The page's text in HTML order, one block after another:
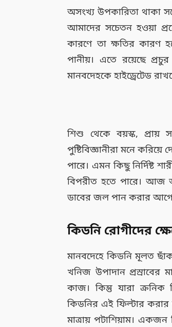
অসংখ্য উপকারিতা থাকা
আমাদের সচেতন হওয়া
কারণে তা ক্ষতির কারণ
পানীয়। এতে রয়েছে প্রচুর
মানবদেহকে হাইড্রেটেড
শিশু থেকে বয়স্ক, প্রায়
পুষ্টিবিজ্ঞানীরা মনে
পারে। এমন কিছু নির্দিষ্ট
বিপরীত হতে পারে। আজ
ডাবের জল পান করার আগে
কিডনি রোগীদের
মানবদেহে কিডনি মূলত
খনিজ উপাদান প্রস্রাবের
কাজ। কিন্তু যারা
কিডনির এই ফিল্টার করার
মাত্রায় পটাশিয়াম।